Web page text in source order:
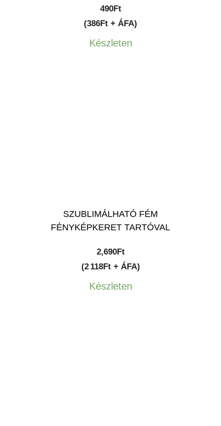
490Ft
(386Ft + ÁFA)
Készleten
SZUBLIMÁLHATÓ FÉM
FÉNYKÉPKERET TARTÓVAL
2,690Ft
(2 118Ft + ÁFA)
Készleten